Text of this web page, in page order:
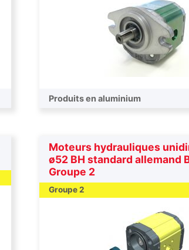
Produits en aluminium
Moteurs hydrauliques
ø52 BH standard allemand
Groupe 2
Groupe 2